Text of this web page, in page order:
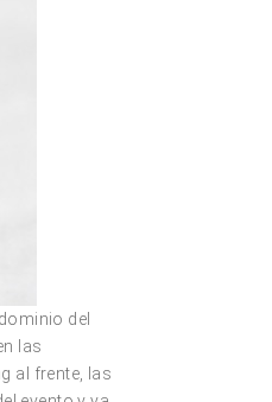
del
las
al frente, las